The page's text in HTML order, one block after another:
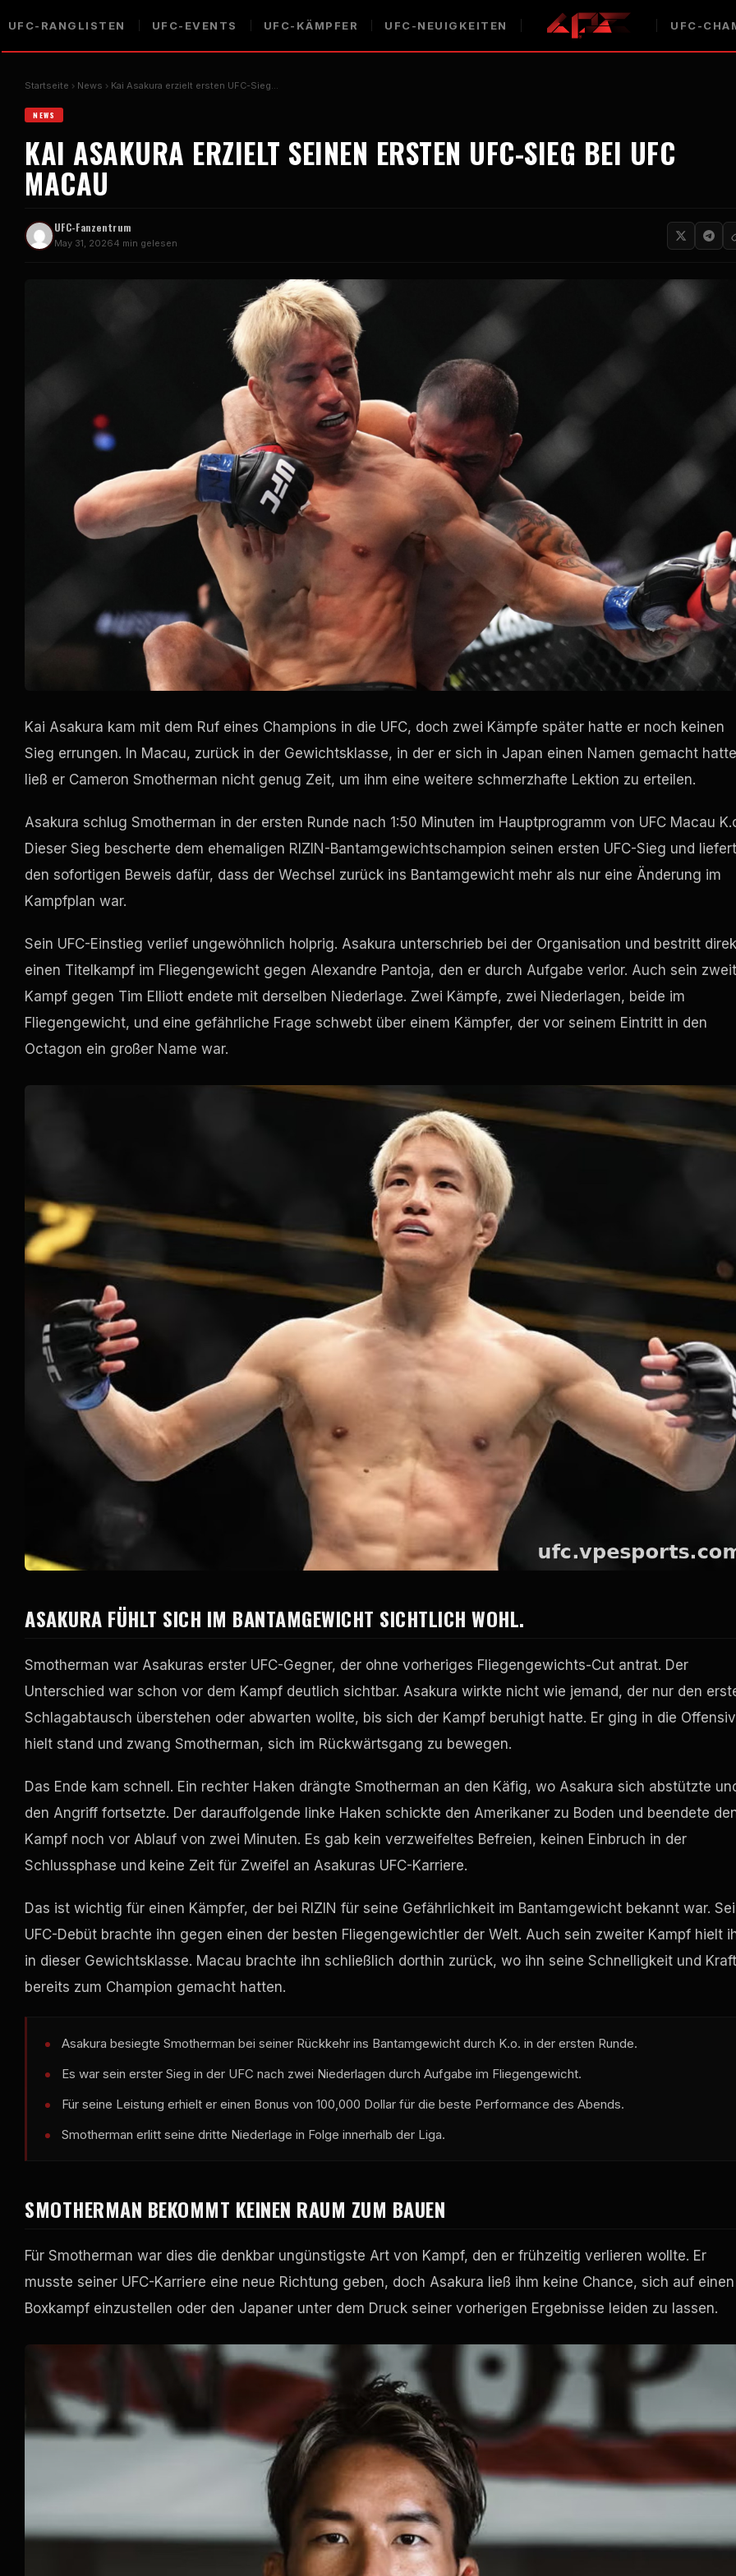
UFC-RANGLISTEN UFC-EVENTS UFC-KÄMPFER UFC-NEUIGKEITEN UFC-
Startseite News Kai Asakura erzielt ersten UFC-Sieg…
NEWS
KAI ASAKURA ERZIELT SEINEN ERSTEN UFC-SIEG BEI UFC
MACAU
UFC-Fanzentrum
May 31, 20264 min gelesen
Kai Asakura kam mit dem Ruf eines Champions in die UFC, doch zwei Kämpfe später hatte er noch keinen
Sieg errungen. In Macau, zurück in der Gewichtsklasse, in der er sich in Japan einen Namen gemacht
ließ er Cameron Smotherman nicht genug Zeit, um ihm eine weitere schmerzhafte Lektion zu erteilen.
Asakura schlug Smotherman in der ersten Runde nach 1:50 Minuten im Hauptprogramm von UFC Macau
Dieser Sieg bescherte dem ehemaligen RIZIN-Bantamgewichtschampion seinen ersten UFC-Sieg und
den sofortigen Beweis dafür, dass der Wechsel zurück ins Bantamgewicht mehr als nur eine Änderung im
Kampfplan war.
Sein UFC-Einstieg verlief ungewöhnlich holprig. Asakura unterschrieb bei der Organisation und bestritt
einen Titelkampf im Fliegengewicht gegen Alexandre Pantoja, den er durch Aufgabe verlor. Auch sein
Kampf gegen Tim Elliott endete mit derselben Niederlage. Zwei Kämpfe, zwei Niederlagen, beide im
Fliegengewicht, und eine gefährliche Frage schwebt über einem Kämpfer, der vor seinem Eintritt in den
Octagon ein großer Name war.
ASAKURA FÜHLT SICH IM BANTAMGEWICHT SICHTLICH WOHL.
Smotherman war Asakuras erster UFC-Gegner, der ohne vorheriges Fliegengewichts-Cut antrat. Der
Unterschied war schon vor dem Kampf deutlich sichtbar. Asakura wirkte nicht wie jemand, der nur den
Schlagabtausch überstehen oder abwarten wollte, bis sich der Kampf beruhigt hatte. Er ging in die
hielt stand und zwang Smotherman, sich im Rückwärtsgang zu bewegen.
Das Ende kam schnell. Ein rechter Haken drängte Smotherman an den Käfig, wo Asakura sich abstützte
den Angriff fortsetzte. Der darauffolgende linke Haken schickte den Amerikaner zu Boden und beendete
Kampf noch vor Ablauf von zwei Minuten. Es gab kein verzweifeltes Befreien, keinen Einbruch in der
Schlussphase und keine Zeit für Zweifel an Asakuras UFC-Karriere.
Das ist wichtig für einen Kämpfer, der bei RIZIN für seine Gefährlichkeit im Bantamgewicht bekannt war.
UFC-Debüt brachte ihn gegen einen der besten Fliegengewichtler der Welt. Auch sein zweiter Kampf hielt
in dieser Gewichtsklasse. Macau brachte ihn schließlich dorthin zurück, wo ihn seine Schnelligkeit und Kraft
bereits zum Champion gemacht hatten.
Asakura besiegte Smotherman bei seiner Rückkehr ins Bantamgewicht durch K.o. in der ersten Runde.
Es war sein erster Sieg in der UFC nach zwei Niederlagen durch Aufgabe im Fliegengewicht.
Für seine Leistung erhielt er einen Bonus von 100,000 Dollar für die beste Performance des Abends.
Smotherman erlitt seine dritte Niederlage in Folge innerhalb der Liga.
SMOTHERMAN BEKOMMT KEINEN RAUM ZUM BAUEN
Für Smotherman war dies die denkbar ungünstigste Art von Kampf, den er frühzeitig verlieren wollte. Er
musste seiner UFC-Karriere eine neue Richtung geben, doch Asakura ließ ihm keine Chance, sich auf einen
Boxkampf einzustellen oder den Japaner unter dem Druck seiner vorherigen Ergebnisse leiden zu lassen.